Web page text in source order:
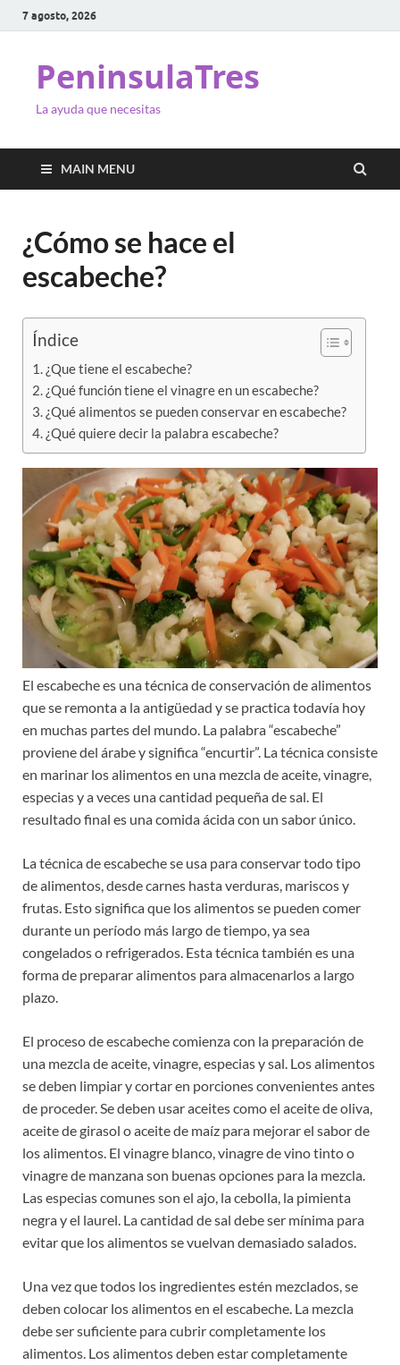
7 agosto, 2026
PeninsulaTres
La ayuda que necesitas
MAIN MENU
¿Cómo se hace el
escabeche?
Índice
¿Que tiene el escabeche?
¿Qué función tiene el vinagre en un escabeche?
¿Qué alimentos se pueden conservar en escabeche?
¿Qué quiere decir la palabra escabeche?
El escabeche es una técnica de conservación de alimentos
que se remonta a la antigüedad y se practica todavía hoy
en muchas partes del mundo. La palabra “escabeche”
proviene del árabe y significa “encurtir”. La técnica consiste
en marinar los alimentos en una mezcla de aceite, vinagre,
especias y a veces una cantidad pequeña de sal. El
resultado final es una comida ácida con un sabor único.
La técnica de escabeche se usa para conservar todo tipo
de alimentos, desde carnes hasta verduras, mariscos y
frutas. Esto significa que los alimentos se pueden comer
durante un período más largo de tiempo, ya sea
congelados o refrigerados. Esta técnica también es una
forma de preparar alimentos para almacenarlos a largo
plazo.
El proceso de escabeche comienza con la preparación de
una mezcla de aceite, vinagre, especias y sal. Los alimentos
se deben limpiar y cortar en porciones convenientes antes
de proceder. Se deben usar aceites como el aceite de oliva,
aceite de girasol o aceite de maíz para mejorar el sabor de
los alimentos. El vinagre blanco, vinagre de vino tinto o
vinagre de manzana son buenas opciones para la mezcla.
Las especias comunes son el ajo, la cebolla, la pimienta
negra y el laurel. La cantidad de sal debe ser mínima para
evitar que los alimentos se vuelvan demasiado salados.
Una vez que todos los ingredientes estén mezclados, se
deben colocar los alimentos en el escabeche. La mezcla
debe ser suficiente para cubrir completamente los
alimentos. Los alimentos deben estar completamente